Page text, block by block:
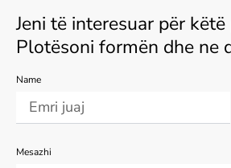
Jeni të interesuar për
Plotësoni formën dhe ne
Name
Mesazhi